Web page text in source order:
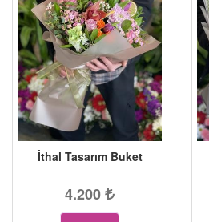
İthal Tasarım Buket
4.200